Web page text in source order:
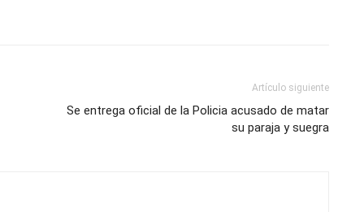
Artículo siguiente
Se entrega oficial de la Policia acusado de matar
su paraja y suegra